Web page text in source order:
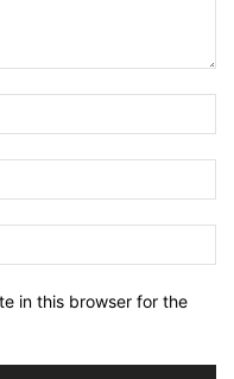
in this browser for the